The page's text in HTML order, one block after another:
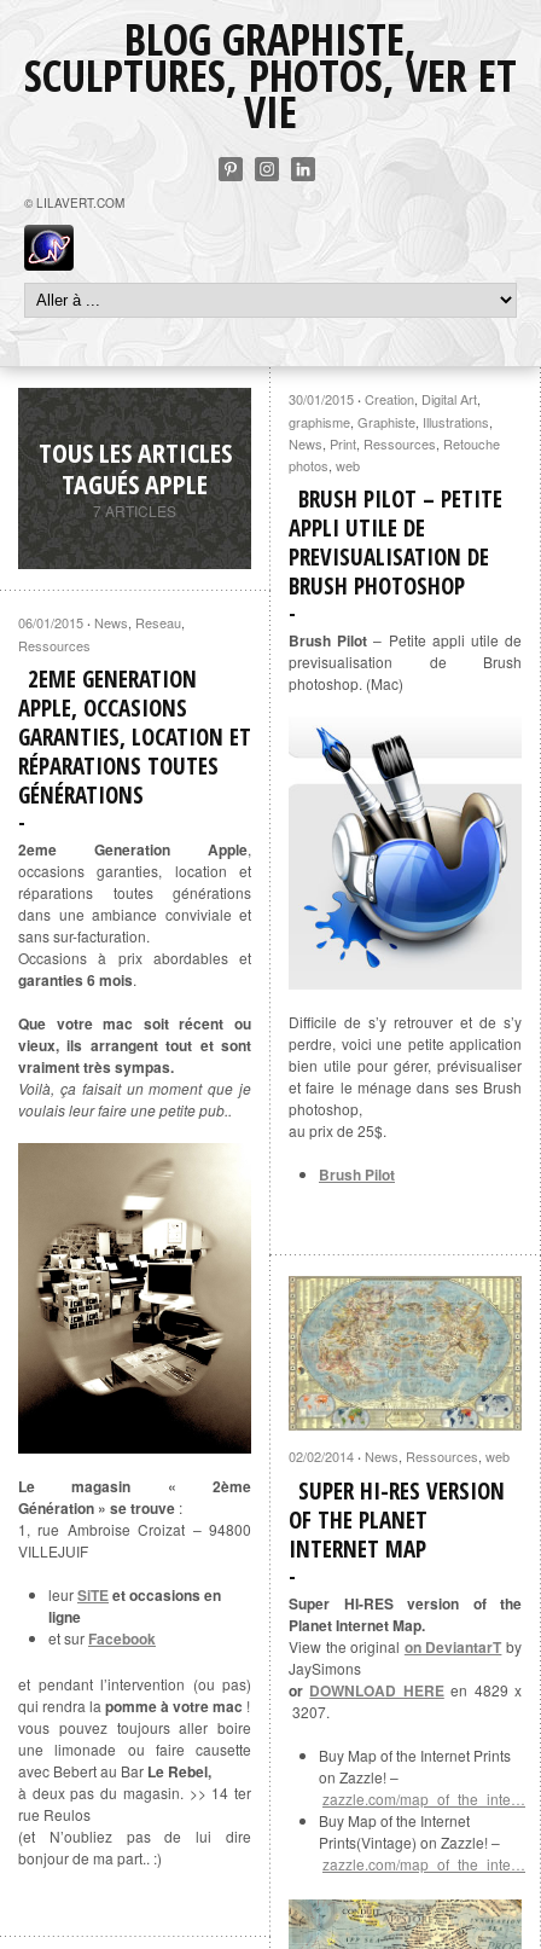
BLOG GRAPHISTE,
SCULPTURES, PHOTOS, VER ET
VIE
© LILAVERT.COM
TOUS LES ARTICLES
TAGUÉS APPLE
7 ARTICLES
30/01/2015 · Creation, Digital Art,
graphisme, Graphiste, Illustrations,
News, Print, Ressources, Retouche
photos, web
BRUSH PILOT – PETITE
APPLI UTILE DE
PREVISUALISATION DE
BRUSH PHOTOSHOP
Brush Pilot – Petite appli utile de
previsualisation de Brush
photoshop. (Mac)
Difficile de s’y retrouver et de s’y
perdre, voici une petite application
bien utile pour gérer, prévisualiser
et faire le ménage dans ses Brush
photoshop,
au prix de 25$.
Brush Pilot
06/01/2015 · News, Reseau,
Ressources
2EME GENERATION
APPLE, OCCASIONS
GARANTIES, LOCATION ET
RÉPARATIONS TOUTES
GÉNÉRATIONS
2eme Generation Apple,
occasions garanties, location et
réparations toutes générations
dans une ambiance conviviale et
sans sur-facturation.
Occasions à prix abordables et
garanties 6 mois.
Que votre mac soit récent ou
vieux, ils arrangent tout et sont
vraiment très sympas.
Voilà, ça faisait un moment que je
voulais leur faire une petite pub..
Le magasin « 2ème
Génération » se trouve :
1, rue Ambroise Croizat – 94800
VILLEJUIF
leurSiTEet occasions en
ligne
et sur Facebook
et pendant l’intervention (ou pas)
qui rendra la pomme à votre mac !
vous pouvez toujours aller boire
une limonade ou faire causette
avec Bebert au Bar Le Rebel,
à deux pas du magasin. >> 14 ter
rue Reulos
(et N’oubliez pas de lui dire
bonjour de ma part.. :)
02/02/2014 · News, Ressources, web
SUPER HI-RES VERSION
OF THE PLANET
INTERNET MAP
Super HI-RES version of the
Planet Internet Map.
View the original on DeviantarT by
JaySimons
or DOWNLOAD HEREen 4829 x
3207.
Buy Map of the Internet Prints
on Zazzle! –
zazzle.com/map_of_the_inte…
Buy Map of the Internet
Prints(Vintage) on Zazzle! –
zazzle.com/map_of_the_inte…